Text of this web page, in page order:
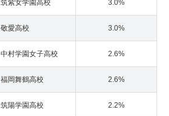
筑紫女学園高校 3.0%
敬愛高校 3.0%
中村学園女子高校 2.6%
福岡舞鶴高校 2.6%
筑陽学園高校 2.2%